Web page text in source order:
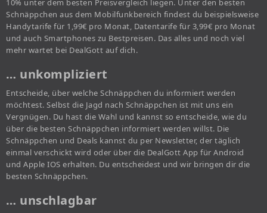
10% unter dem besten Preisvergleich liegen. Unter den besten
Schnäppchen aus dem Mobilfunkbereich findest du beispielsweise
Handytarife für 1,99€ pro Monat, Datentarife für 3,99€ pro Monat
und auch Smartphones zu Bestpreisen. Das alles und noch viel
mehr wartet bei DealGott auf dich.
… unkompliziert
Entscheide, über welche Schnäppchen du informiert werden
möchtest. Selbst die Jagd nach Schnäppchen ist mit uns ein
Vergnügen. Du hast die Wahl und kannst so entscheide, wie du
über die besten Schnäppchen informiert werden willst. Die
Schnäppchen und Deals kannst du per Newsletter, der täglich
einmal verschickt wird oder über die DealGott App für Android
und Apple IOS erhalten. Du entscheidest und wir bringen dir die
besten Schnäppchen.
… unschlagbar